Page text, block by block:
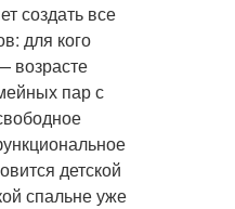
создать все
для кого
возрасте
пар с
детской
спальне уже